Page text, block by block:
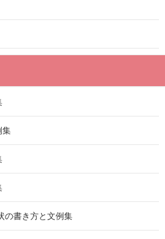
集
の書き方と文例集